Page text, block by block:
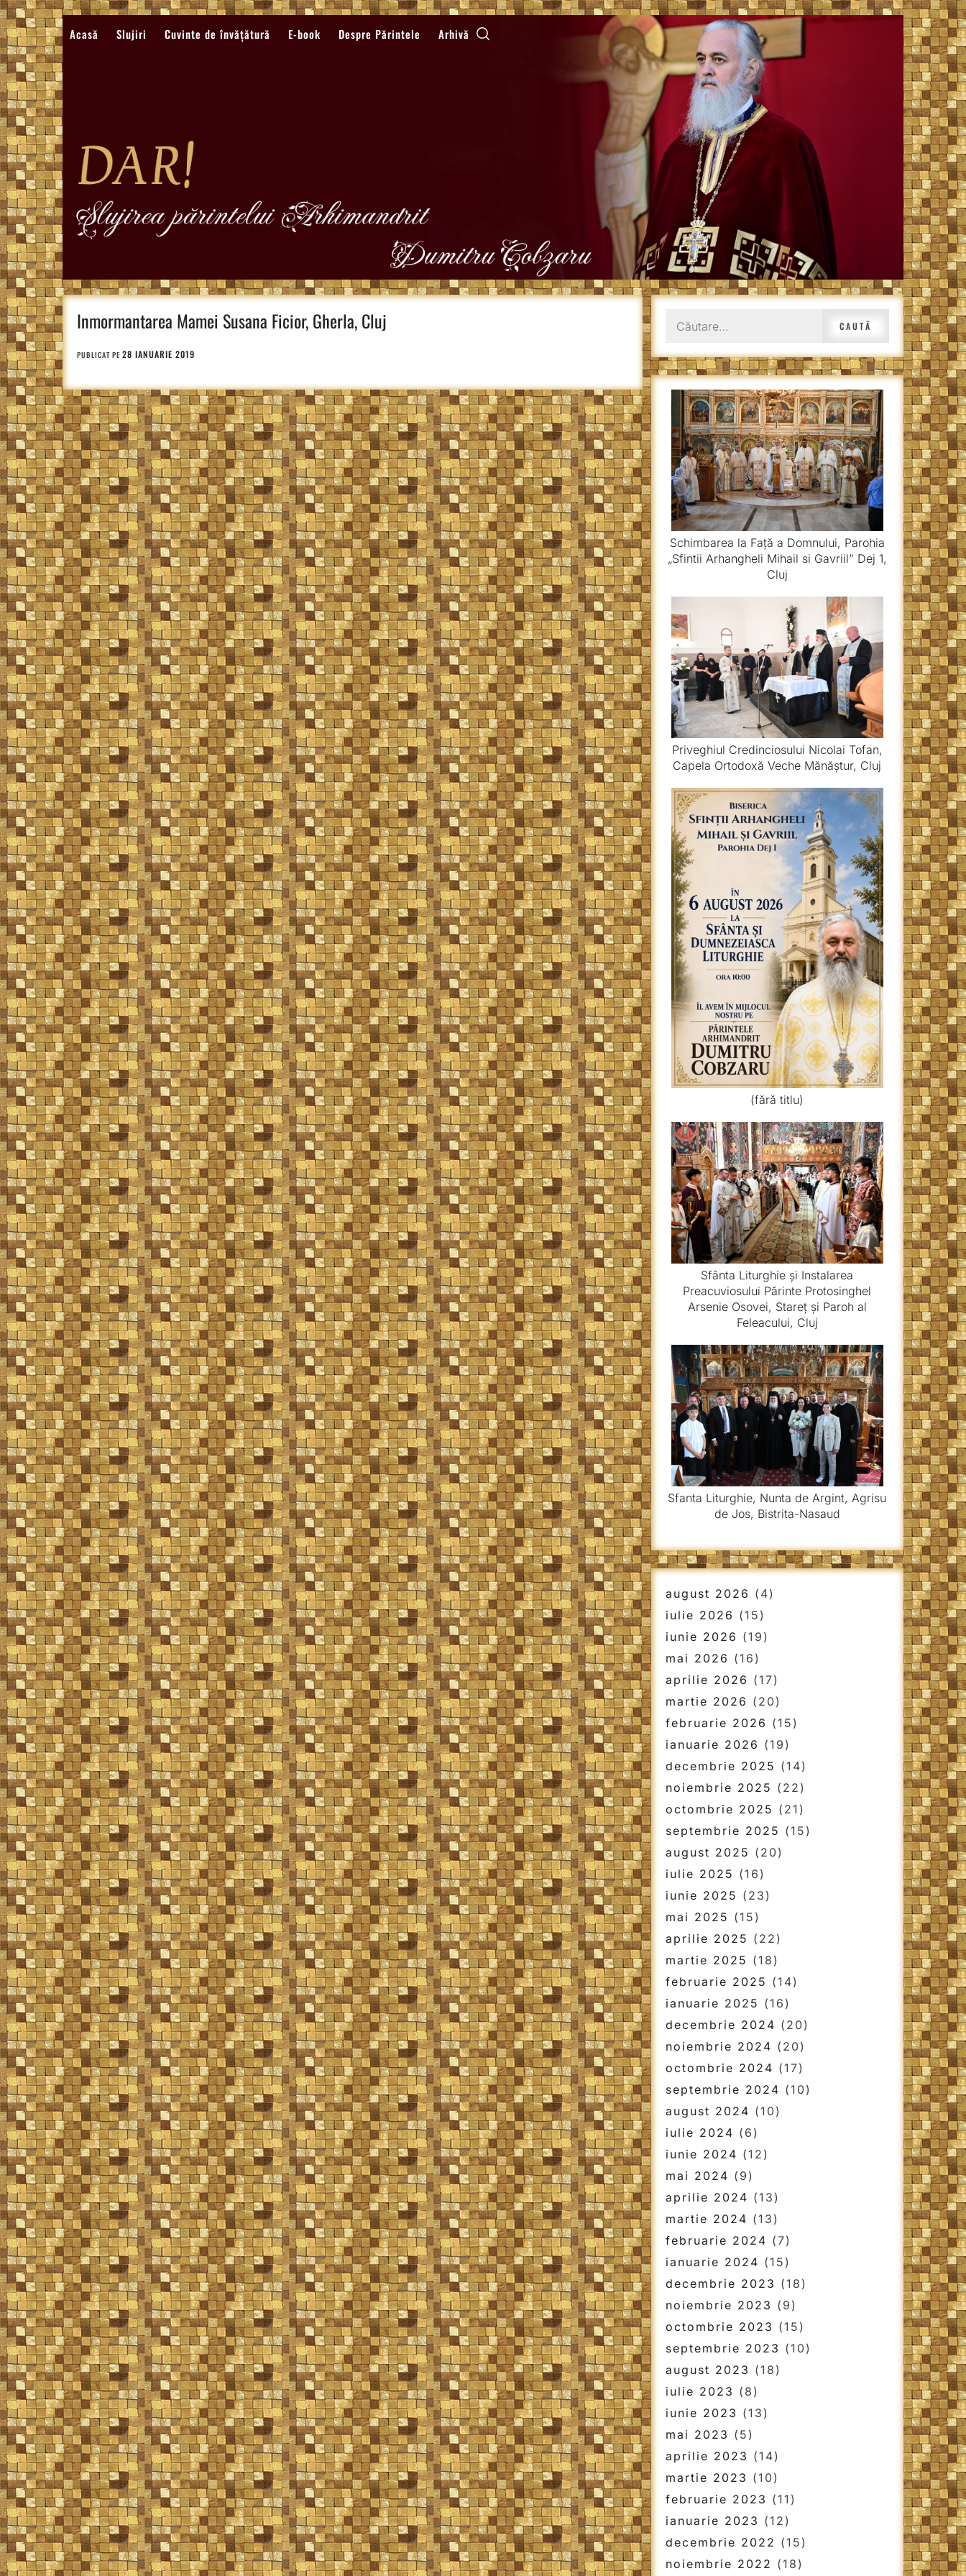
Sari
la
conținut
Acasă Slujiri Cuvinte de învățătură E-book Despre Părintele Arhivă
Inmormantarea Mamei Susana Ficior, Gherla, Cluj
PUBLICAT PE 28 IANUARIE 2019
după:
Schimbarea la Față a Domnului, Parohia
„Sfintii Arhangheli Mihail si Gavriil” Dej 1,
Cluj
Priveghiul Credinciosului Nicolai Tofan,
Capela Ortodoxă Veche Mănăștur, Cluj
(fără titlu)
Sfânta Liturghie și Instalarea
Preacuviosului Părinte Protosinghel
Arsenie Osovei, Stareț și Paroh al
Feleacului, Cluj
Sfanta Liturghie, Nunta de Argint, Agrisu
de Jos, Bistrita-Nasaud
august 2026 (4)
iulie 2026 (15)
iunie 2026 (19)
mai 2026 (16)
aprilie 2026 (17)
martie 2026 (20)
februarie 2026 (15)
ianuarie 2026 (19)
decembrie 2025 (14)
noiembrie 2025 (22)
octombrie 2025 (21)
septembrie 2025 (15)
august 2025 (20)
iulie 2025 (16)
iunie 2025 (23)
mai 2025 (15)
aprilie 2025 (22)
martie 2025 (18)
februarie 2025 (14)
ianuarie 2025 (16)
decembrie 2024 (20)
noiembrie 2024 (20)
octombrie 2024 (17)
septembrie 2024 (10)
august 2024 (10)
iulie 2024 (6)
iunie 2024 (12)
mai 2024 (9)
aprilie 2024 (13)
martie 2024 (13)
februarie 2024 (7)
ianuarie 2024 (15)
decembrie 2023 (18)
noiembrie 2023 (9)
octombrie 2023 (15)
septembrie 2023 (10)
august 2023 (18)
iulie 2023 (8)
iunie 2023 (13)
mai 2023 (5)
aprilie 2023 (14)
martie 2023 (10)
februarie 2023 (11)
ianuarie 2023 (12)
decembrie 2022 (15)
noiembrie 2022 (18)